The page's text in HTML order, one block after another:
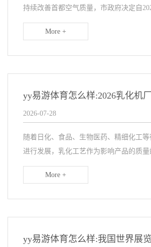
持续改善首都空气质量，市政府决定自
More +
2026-07-28
随着日化、食品、生物医药、精细化工
进行发展，乳化工艺作为影响产品的质
More +